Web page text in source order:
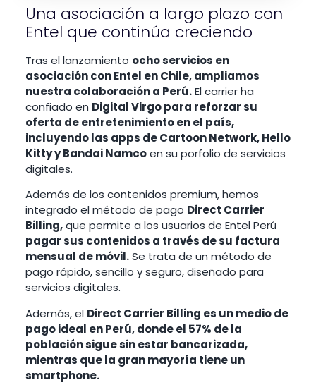
Una asociación a largo plazo con
Entel que continúa creciendo
Tras el lanzamiento ocho servicios en
asociación con Entel en Chile, ampliamos
nuestra colaboración a Perú.El carrier ha
confiado en Digital Virgo para reforzar su
oferta de entretenimiento en el país,
incluyendo las apps de Cartoon Network, Hello
Kitty y Bandai Namcoen su porfolio de servicios
digitales.
Además de los contenidos premium, hemos
integrado el método de pago Direct Carrier
Billing,que permite a los usuarios de Entel Perú
pagar sus contenidos a través de su factura
mensual de móvil.Se trata de un método de
pago rápido, sencillo y seguro, diseñado para
servicios digitales.
Además, el Direct Carrier Billing es un medio de
pago ideal en Perú, donde el 57% de la
población sigue sin estar bancarizada,
mientras que la gran mayoría tiene un
smartphone.